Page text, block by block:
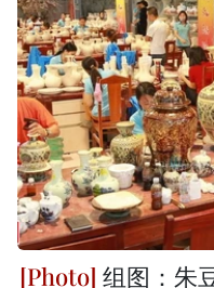
组图：朱